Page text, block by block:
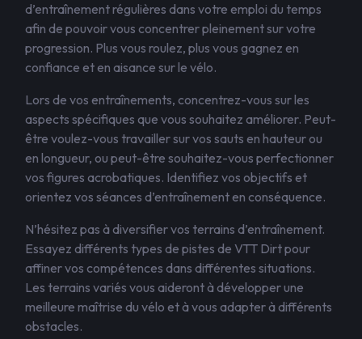
d’entraînement régulières dans votre emploi du temps
afin de pouvoir vous concentrer pleinement sur votre
progression. Plus vous roulez, plus vous gagnez en
confiance et en aisance sur le vélo.
Lors de vos entraînements, concentrez-vous sur les
aspects spécifiques que vous souhaitez améliorer. Peut-
être voulez-vous travailler sur vos sauts en hauteur ou
en longueur, ou peut-être souhaitez-vous perfectionner
vos figures acrobatiques. Identifiez vos objectifs et
orientez vos séances d’entraînement en conséquence.
N’hésitez pas à diversifier vos terrains d’entraînement.
Essayez différents types de pistes de VTT Dirt pour
affiner vos compétences dans différentes situations.
Les terrains variés vous aideront à développer une
meilleure maîtrise du vélo et à vous adapter à différents
obstacles.